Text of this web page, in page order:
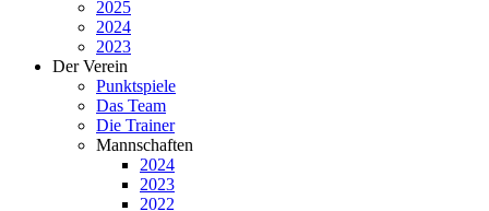
2025
2024
2023
Der Verein
Punktspiele
Das Team
Die Trainer
Mannschaften
2024
2023
2022